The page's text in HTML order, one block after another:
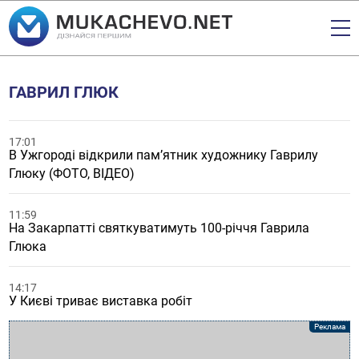
ГАВРИЛ ГЛЮК
17:01
В Ужгороді відкрили пам’ятник художнику Гаврилу
Глюку (ФОТО, ВІДЕО)
11:59
На Закарпатті святкуватимуть 100-річчя Гаврила
Глюка
14:17
У Києві триває виставка робіт